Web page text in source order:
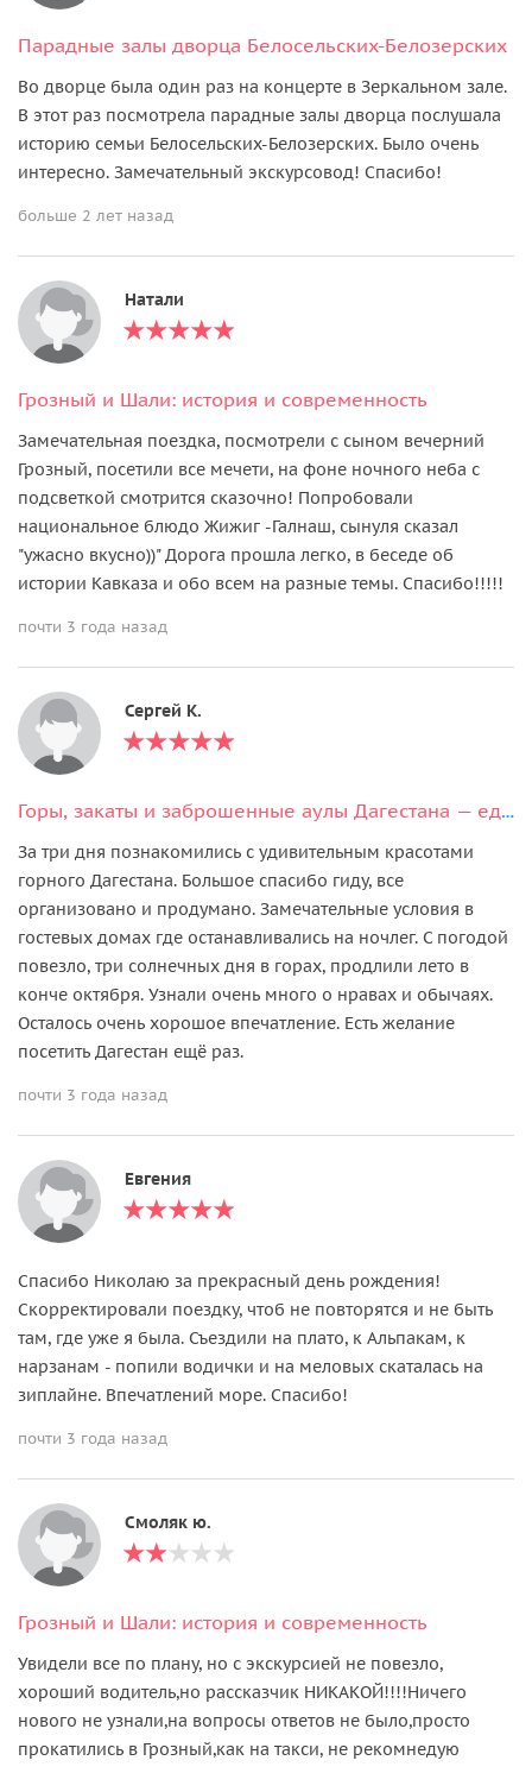
Парадные залы дворца Белосельских-Белозерских
Во дворце была один раз на концерте в Зеркальном зале.
В этот раз посмотрела парадные залы дворца послушала
историю семьи Белосельских-Белозерских. Было очень
интересно. Замечательный экскурсовод! Спасибо!
больше 2 лет назад
Натали
Грозный и Шали: история и современность
Замечательная поездка, посмотрели с сыном вечерний
Грозный, посетили все мечети, на фоне ночного неба с
подсветкой смотрится сказочно! Попробовали
национальное блюдо Жижиг -Галнаш, сынуля сказал
"ужасно вкусно))" Дорога прошла легко, в беседе об
истории Кавказа и обо всем на разные темы. Спасибо!!!!!
почти 3 года назад
Сергей К.
Горы, закаты и заброшенные аулы Дагестана — едем в горы на выходные
За три дня познакомились с удивительным красотами
горного Дагестана. Большое спасибо гиду, все
организовано и продумано. Замечательные условия в
гостевых домах где останавливались на ночлег. С погодой
повезло, три солнечных дня в горах, продлили лето в
конче октября. Узнали очень много о нравах и обычаях.
Осталось очень хорошое впечатление. Есть желание
посетить Дагестан ещё раз.
почти 3 года назад
Евгения
Спасибо Николаю за прекрасный день рождения!
Скорректировали поездку, чтоб не повторятся и не быть
там, где уже я была. Съездили на плато, к Альпакам, к
нарзанам - попили водички и на меловых скаталась на
зиплайне. Впечатлений море. Спасибо!
почти 3 года назад
Смоляк ю.
Грозный и Шали: история и современность
Увидели все по плану, но с экскурсией не повезло,
хороший водитель,но рассказчик НИКАКОЙ!!!!Ничего
нового не узнали,на вопросы ответов не было,просто
прокатились в Грозный,как на такси, не рекомнедую